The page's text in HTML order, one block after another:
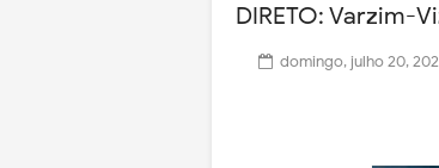
DIRETO: Varzim-
domingo, julho 20,